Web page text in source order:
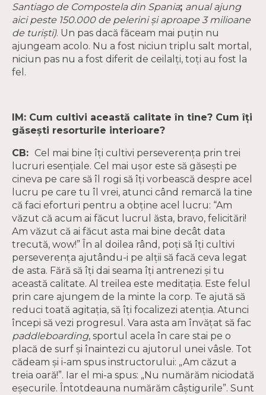
Santiago de Compostela din Spania; anual ajung
aici peste 150.000 de pelerini și aproape 3 milioane
de turiști). Un pas dacă făceam mai puțin nu
ajungeam acolo. Nu a fost niciun triplu salt mortal,
niciun pas nu a fost diferit de ceilalți, toți au fost la
fel.
IM: Cum cultivi această calitate în tine? Cum îți
găsești resorturile interioare?
CB: Cel mai bine îți cultivi perseverența prin trei
lucruri esențiale. Cel mai ușor este să găsești pe
cineva pe care să îl rogi să îți vorbească despre acel
lucru pe care tu îl vrei, atunci când remarcă la tine
că faci eforturi pentru a obține acel lucru: “Am
văzut că acum ai făcut lucrul ăsta, bravo, felicitări!
Am văzut că ai făcut asta mai bine decât data
trecută, wow!” În al doilea rând, poți să îți cultivi
perseverența ajutându-i pe alții să facă ceva legat
de asta. Fără să îți dai seama îți antrenezi și tu
această calitate. Al treilea este meditația. Este felul
prin care ajungem de la minte la corp. Te ajută să
reduci toată agitația, să îți focalizezi atenția. Atunci
începi să vezi progresul. Vara asta am învățat să fac
paddleboarding, sportul acela în care stai pe o
placă de surf și înaintezi cu ajutorul unei vâsle. Tot
cădeam și i-am spus instructorului: „Am căzut a
treia oară!”. Iar el mi-a spus: „Nu numărăm niciodată
eșecurile. Întotdeauna numărăm câștigurile”. Sunt